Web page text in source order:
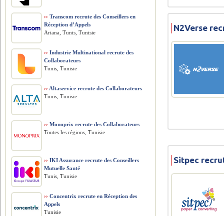
N2Verse
Sitpec
›› Transcom recrute des Conseillers en
Réception d’Appels
Ariana, Tunis, Tunisie
›› Industrie Multinational recrute des
Collaborateurs
Tunis, Tunisie
›› Altaservice recrute des Collaborateurs
Tunis, Tunisie
›› Monoprix recrute des Collaborateurs
Toutes les régions, Tunisie
›› IKI Assurance recrute des Conseillers
Mutuelle Santé
Tunis, Tunisie
›› Concentrix recrute en Réception des
Appels
Tunisie